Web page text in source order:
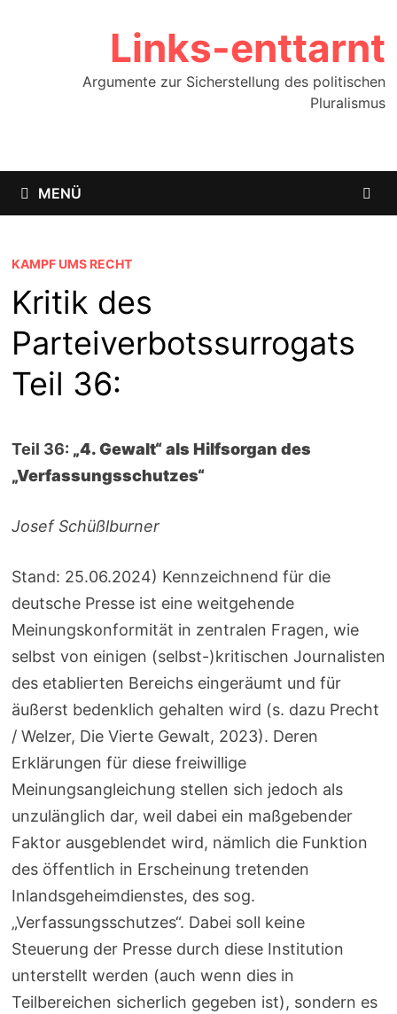
Links-enttarnt
Argumente zur Sicherstellung des politischen
Pluralismus
MENÜ
KAMPF UMS RECHT
Kritik des
Parteiverbotssurrogats
Teil 36:
Teil 36: „4. Gewalt“ als Hilfsorgan des
„Verfassungsschutzes“
Josef Schüßlburner
Stand: 25.06.2024) Kennzeichnend für die
deutsche Presse ist eine weitgehende
Meinungskonformität in zentralen Fragen, wie
selbst von einigen (selbst-)kritischen Journalisten
des etablierten Bereichs eingeräumt und für
äußerst bedenklich gehalten wird (s. dazu Precht
/ Welzer, Die Vierte Gewalt, 2023). Deren
Erklärungen für diese freiwillige
Meinungsangleichung stellen sich jedoch als
unzulänglich dar, weil dabei ein maßgebender
Faktor ausgeblendet wird, nämlich die Funktion
des öffentlich in Erscheinung tretenden
Inlandsgeheimdienstes, des sog.
„Verfassungsschutzes“. Dabei soll keine
Steuerung der Presse durch diese Institution
unterstellt werden (auch wenn dies in
Teilbereichen sicherlich gegeben ist), sondern es